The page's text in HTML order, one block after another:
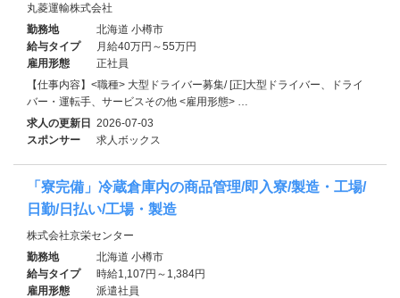
丸菱運輸株式会社
勤務地
北海道 小樽市
給与タイプ
月給40万円～55万円
雇用形態
正社員
【仕事内容】<職種> 大型ドライバー募集/ [正]大型ドライバー、ドライ
バー・運転手、サービスその他 <雇用形態> …
求人の更新日 2026-07-03
スポンサー
求人ボックス
「寮完備」冷蔵倉庫内の商品管理/即入寮/製造・工場/
日勤/日払い/工場・製造
株式会社京栄センター
勤務地
北海道 小樽市
給与タイプ
時給1,107円～1,384円
雇用形態
派遣社員